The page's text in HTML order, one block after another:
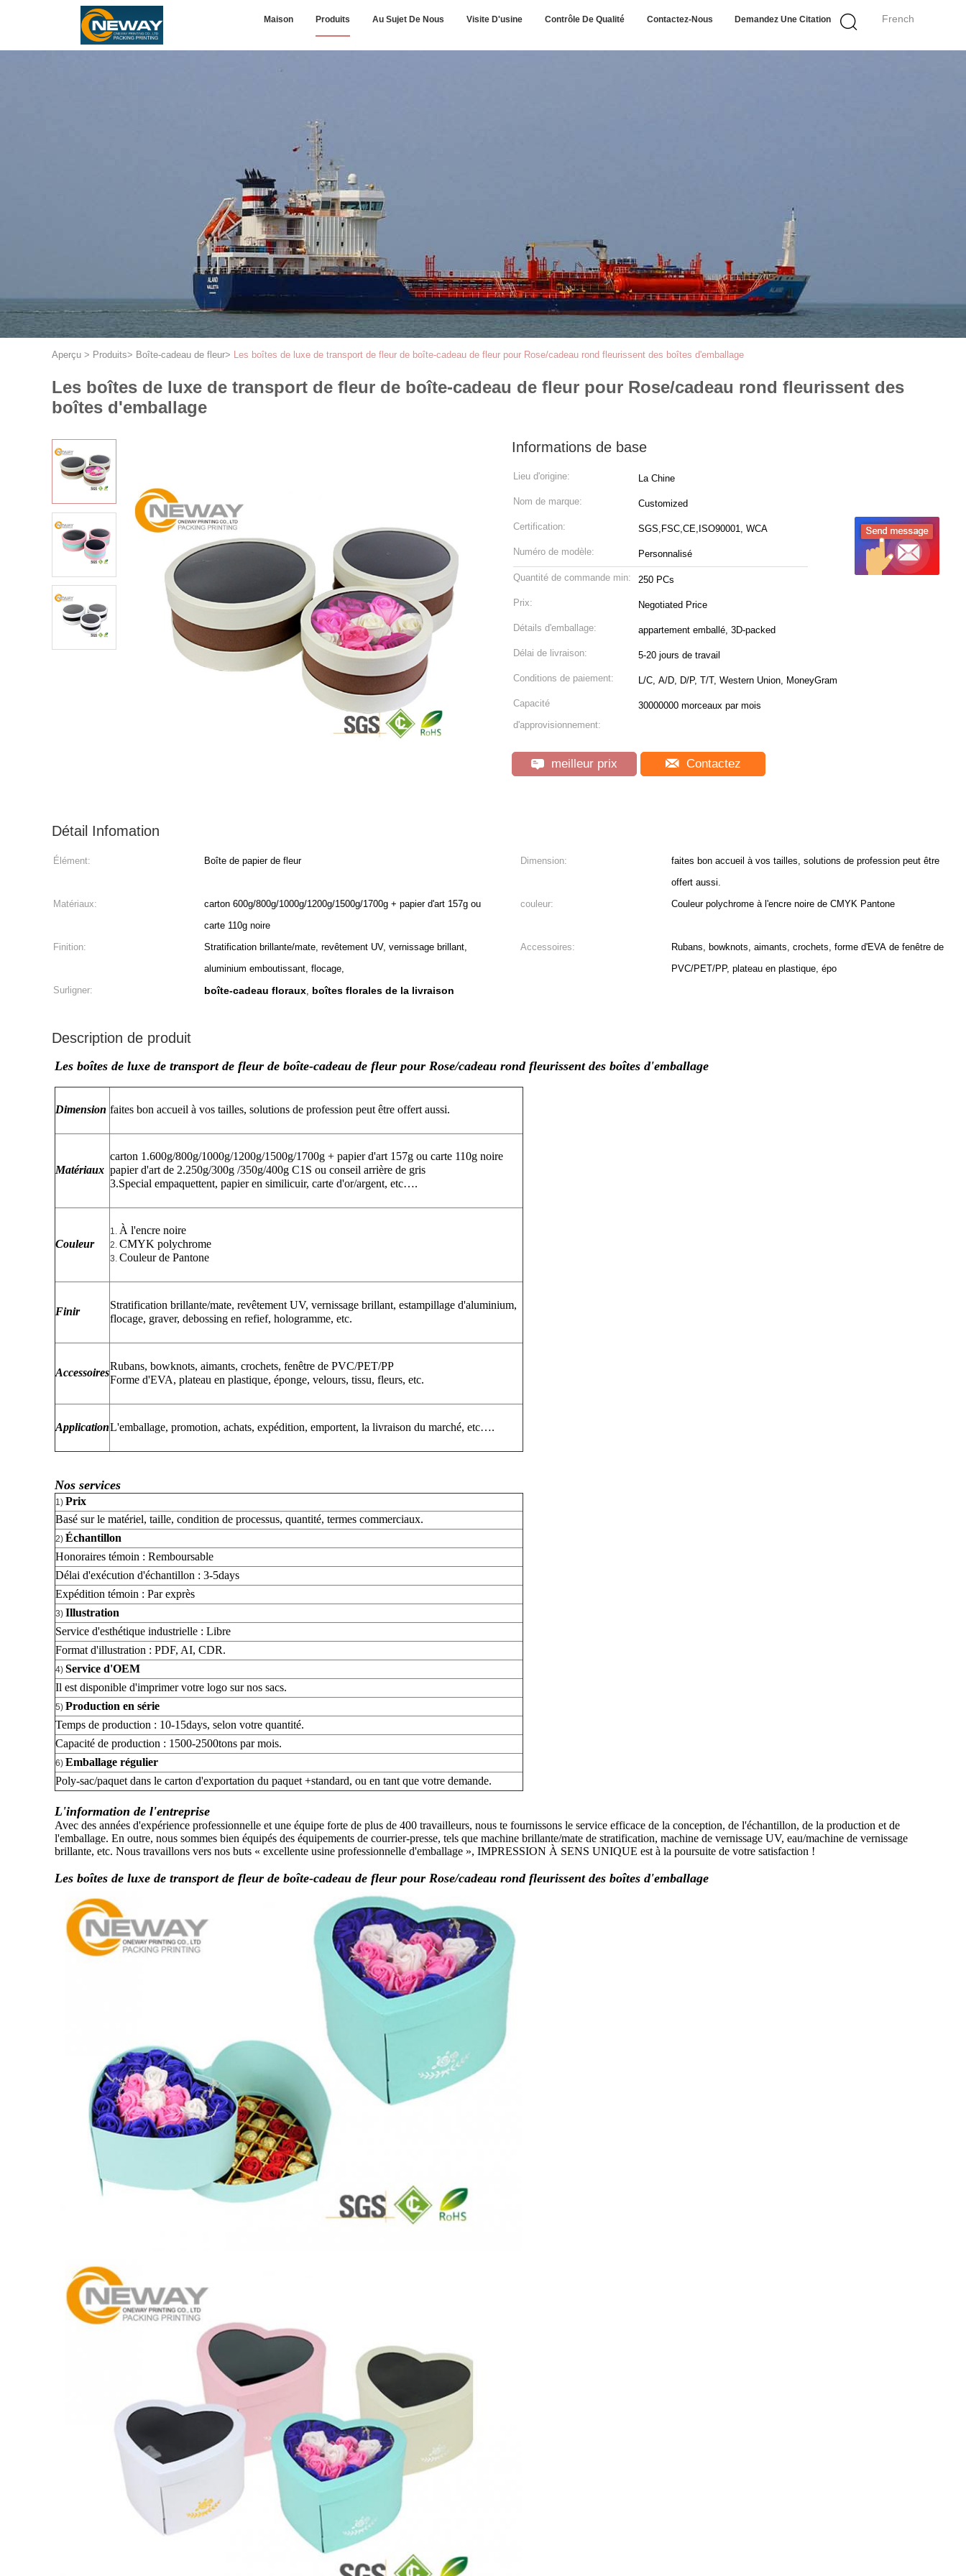
French
Maison Produits Au Sujet De Nous Visite D'usine Contrôle De Qualité Contactez-Nous Demandez Une Citation
Aperçu > Produits> Boîte-cadeau de fleur> Les boîtes de luxe de transport de fleur de boîte-cadeau de fleur pour Rose/cadeau rond fleurissent des boîtes d'emballage
Les boîtes de luxe de transport de fleur de boîte-cadeau de fleur pour Rose/cadeau rond fleurissent des
boîtes d'emballage
Informations de base
Lieu d'origine: La Chine
Nom de marque: Customized
Certification: SGS,FSC,CE,ISO90001, WCA
Numéro de modèle: Personnalisé
Quantité de commande min: 250 PCs
Prix: Negotiated Price
Détails d'emballage: appartement emballé, 3D-packed
Délai de livraison: 5-20 jours de travail
Conditions de paiement: L/C, A/D, D/P, T/T, Western Union, MoneyGram
Capacité
d'approvisionnement:
30000000 morceaux par mois
meilleur prix Contactez
Détail Infomation
Élément: Boîte de papier de fleur Dimension:
faites bon accueil à vos tailles, solutions de profession peut être
offert aussi.
Matériaux:
carton 600g/800g/1000g/1200g/1500g/1700g + papier d'art 157g ou
carte 110g noire
couleur: Couleur polychrome à l'encre noire de CMYK Pantone
Finition:
Stratification brillante/mate, revêtement UV, vernissage brillant,
aluminium emboutissant, flocage,
Accessoires:
Rubans, bowknots, aimants, crochets, forme d'EVA de fenêtre de
PVC/PET/PP, plateau en plastique, épo
Surligner:
boîte-cadeau floraux, boîtes florales de la livraison
Description de produit
Les boîtes de luxe de transport de fleur de boîte-cadeau de fleur pour Rose/cadeau rond fleurissent des boîtes d'emballage
Dimension faites bon accueil à vos tailles, solutions de profession peut être offert aussi.
Matériaux
carton 1.600g/800g/1000g/1200g/1500g/1700g + papier d'art 157g ou carte 110g noire
papier d'art de 2.250g/300g /350g/400g C1S ou conseil arrière de gris
3.Special empaquettent, papier en similicuir, carte d'or/argent, etc….
Couleur
1. À l'encre noire
2. CMYK polychrome
3. Couleur de Pantone
Finir
Stratification brillante/mate, revêtement UV, vernissage brillant, estampillage d'aluminium,
flocage, graver, debossing en refief, hologramme, etc.
Accessoires
Rubans, bowknots, aimants, crochets, fenêtre de PVC/PET/PP
Forme d'EVA, plateau en plastique, éponge, velours, tissu, fleurs, etc.
ApplicationL'emballage, promotion, achats, expédition, emportent, la livraison du marché, etc….
Nos services
1) Prix
Basé sur le matériel, taille, condition de processus, quantité, termes commerciaux.
2) Échantillon
Honoraires témoin : Remboursable
Délai d'exécution d'échantillon : 3-5days
Expédition témoin : Par exprès
3) Illustration
Service d'esthétique industrielle : Libre
Format d'illustration : PDF, AI, CDR.
4) Service d'OEM
Il est disponible d'imprimer votre logo sur nos sacs.
5) Production en série
Temps de production : 10-15days, selon votre quantité.
Capacité de production : 1500-2500tons par mois.
6) Emballage régulier
Poly-sac/paquet dans le carton d'exportation du paquet +standard, ou en tant que votre demande.
L'information de l'entreprise
Avec des années d'expérience professionnelle et une équipe forte de plus de 400 travailleurs, nous te fournissons le service efficace de la conception, de l'échantillon, de la production et de
l'emballage. En outre, nous sommes bien équipés des équipements de courrier-presse, tels que machine brillante/mate de stratification, machine de vernissage UV, eau/machine de vernissage
brillante, etc. Nous travaillons vers nos buts « excellente usine professionnelle d'emballage », IMPRESSION À SENS UNIQUE est à la poursuite de votre satisfaction !
Les boîtes de luxe de transport de fleur de boîte-cadeau de fleur pour Rose/cadeau rond fleurissent des boîtes d'emballage